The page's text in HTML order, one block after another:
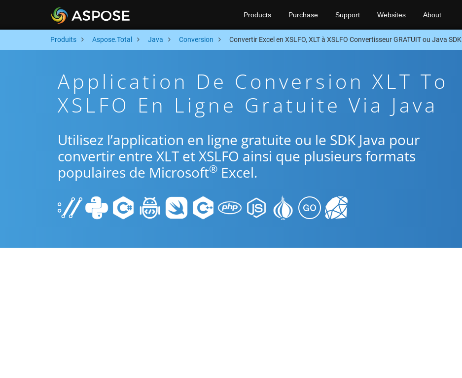
Products Purchase Support Websites About
Produits Aspose.Total Java Conversion Convertir Excel en XSLFO, XLT à XSLFO Convertisseur GRATUIT ou Java SDK
Application De Conversion XLT To
XSLFO En Ligne Gratuite Via Java
Utilisez l’application en ligne gratuite ou le SDK Java pour
convertir entre XLT et XSLFO ainsi que plusieurs formats
populaires de Microsoft® Excel.